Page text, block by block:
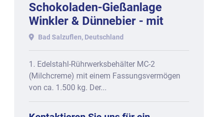
Schokoladen-Gießanlage
Winkler & Dünnebier - mit
One-Shot + Triple-Shot-
Funktion, bestehend aus
Bad Salzuflen, Deutschland
1. Edelstahl-Rührwerksbehälter MC-2
(Milchcreme) mit einem Fassungsvermögen
von ca. 1.500 kg. Der...